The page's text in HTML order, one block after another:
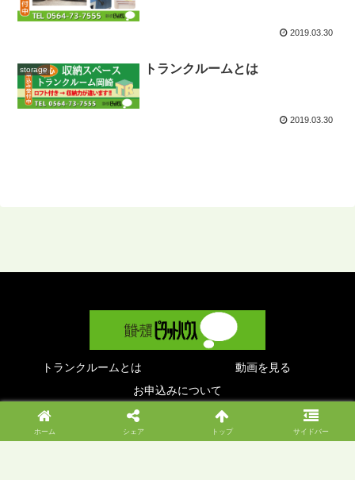
2019.03.30
storage トランクルームとは
2019.03.30
トランクルームとは
動画を見る
お申込みについて
ホーム シェア トップ サイドバー